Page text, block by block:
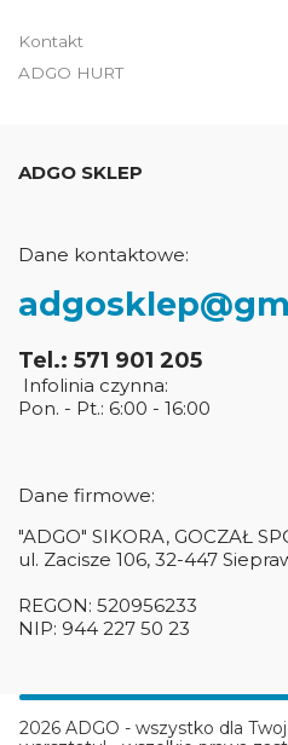
Kontakt
ADGO HURT
ADGO SKLEP
Dane kontaktowe:
Tel.: 571 901 205
Infolinia czynna:
Pon. - Pt.: 6:00 - 16:00
Dane firmowe:
"ADGO" SIKORA, GOCZAŁ
ul. Zacisze 106, 32-447
REGON: 520956233
NIP: 944 227 50 23
2026 ADGO - wszystko dla